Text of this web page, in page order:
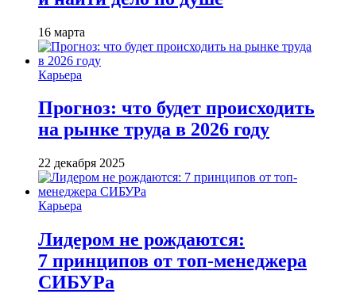
16 марта
Карьера
Прогноз: что будет происходить
на рынке труда в 2026 году
22 декабря 2025
Карьера
Лидером не рождаются:
7 принципов от топ-менеджера
СИБУРа